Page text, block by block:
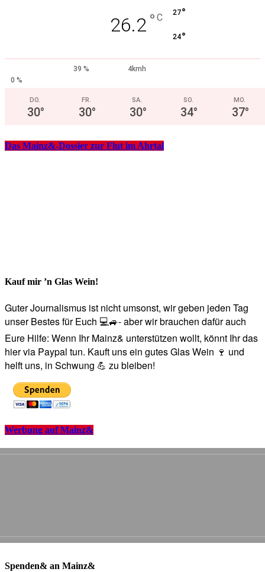
26.2 ° C 27°
24°
39 %
4kmh
0 %
DO.
30°
FR.
30°
SA.
30°
SO.
34°
MO.
37°
Das Mainz&-Dossier zur Flut im Ahrtal
Kauf mir ’n Glas Wein!
Guter Journalismus ist nicht umsonst, wir geben jeden Tag
unser Bestes für Euch 💻🚙- aber wir brauchen dafür auch
Eure Hilfe: Wenn Ihr Mainz& unterstützen wollt, könnt Ihr das
hier via Paypal tun. Kauft uns ein gutes Glas Wein 🍷 und
helft uns, in Schwung 💪 zu bleiben!
Werbung auf Mainz&
Spenden& an Mainz&